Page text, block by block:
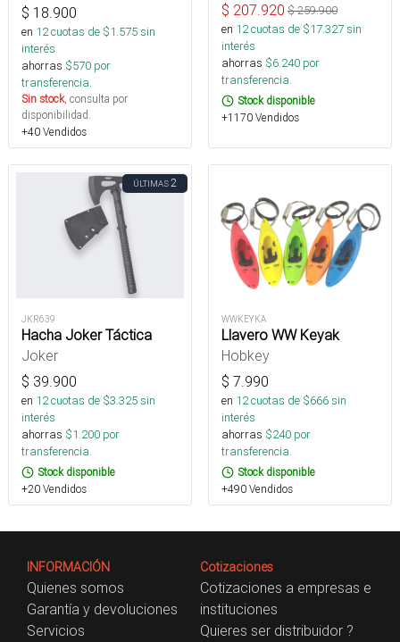
$ 18.900
en 12cuotas de $1.575sin
interés
ahorras $570 por
transferencia.
Sin stock, consulta por
disponibilidad.
+40 Vendidos
$ 207.920 $259.900
en 12cuotas de $17.327sin
interés
ahorras $6.240 por
transferencia.
Stock disponible
+1170 Vendidos
ÚLTIMAS2
JKR639
Hacha Joker Táctica
Joker
$ 39.900
en 12cuotas de $3.325sin
interés
ahorras $1.200 por
transferencia.
Stock disponible
+20 Vendidos
WWKEYKA
Llavero WW Keyak
Hobkey
$ 7.990
en 12cuotas de $666sin
interés
ahorras $240 por
transferencia.
Stock disponible
+490 Vendidos
INFORMACIÓN
Quienes somos
Garantía y devoluciones
Servicios
Cotizaciones
Cotizaciones a empresas e
instituciones
Quieres ser distribuidor ?